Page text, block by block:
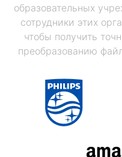
образовательных
сотрудники этих
чтобы получить
преобразованию